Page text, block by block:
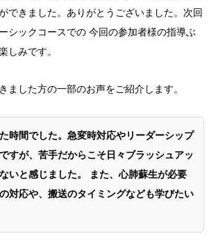
できました。ありがとうございました。次回
シックコースでの 今回の参加者様の指導ぶ
しみです。
ました方の一部のお声をご紹介します。
時間でした。急変時対応やリーダーシップ
すが、苦手だからこそ日々ブラッシュアッ
いと感じました。 また、心肺蘇生が必要
対応や、搬送のタイミングなども学びたい